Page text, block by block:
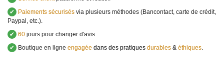
✔
Paiements sécurisés via plusieurs méthodes (Bancontact, carte de crédit,
Paypal, etc.).
✔ 60 jours pour changer d'avis.
✔
Boutique en ligne engagée dans des pratiques durables & éthiques.